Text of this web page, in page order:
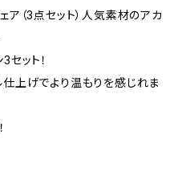
ア（3点セット）人気素材のアカ
ット！
上げでより温もりを感じれま